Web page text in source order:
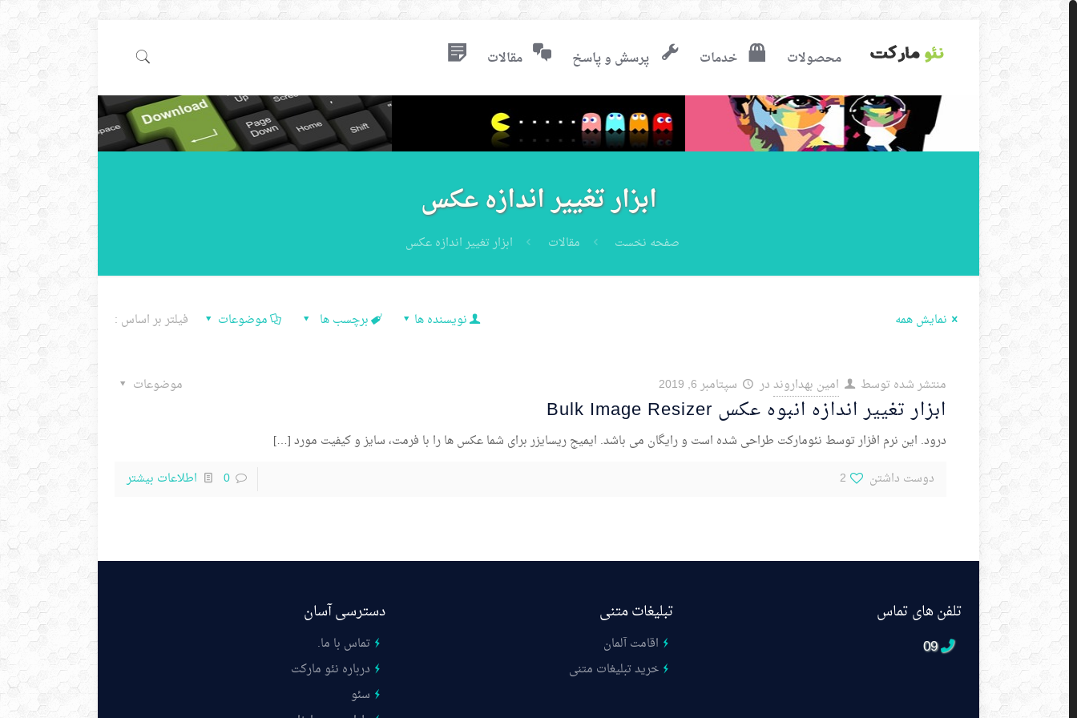
محصولات خدمات پرسش و پاسخ مقالات
ابزار تغییر اندازه عکس
صفحه نخست مقالات ابزار تغییر اندازه عکس
فیلتر بر اساس : موضوعات برچسب ها نویسنده ها نمایش همه
منتشر شده توسط امین بهدارونددر سپتامبر 6, 2019 موضوعات
ابزار تغییر اندازه انبوه عکس Bulk Image Resizer
درود. این نرم افزار توسط نئومارکت طراحی شده است و رایگان می باشد. ایمیج ریسایزر برای شما عکس ها را با فرمت، سایز و کیفیت مورد[…]
دوست داشتن
2
0 اطلاعات بیشتر
تلفن های تماس
09
تبلیغات متنی
اقامت آلمان
خرید تبلیغات متنی
دسترسی آسان
تماس با ما.
درباره نئو مارکت
سئو